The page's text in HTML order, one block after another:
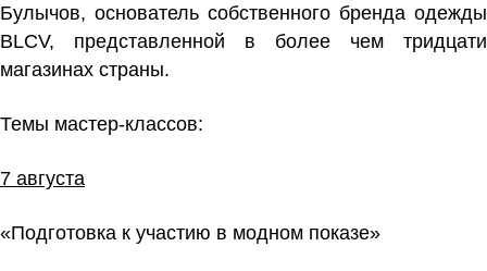
Булычов, основатель собственного бренда одежды
BLCV, представленной в более чем тридцати
магазинах страны.
Темы мастер-классов:
7 августа
«Подготовка к участию в модном показе»